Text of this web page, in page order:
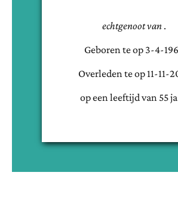
echtgenoot van .
Geboren teop 3-4-
Overleden teop 11-11-
op een leeftijd van 55